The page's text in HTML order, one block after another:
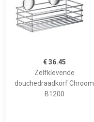
€ 36.45
Zelfklevende
douchedraadkorf Chroom
B1200